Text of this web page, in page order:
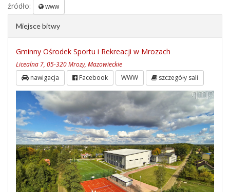
źródło: www
Miejsce bitwy
Gminny Ośrodek Sportu i Rekreacji w Mrozach
Licealna 7, 05-320 Mrozy, Mazowieckie
nawigacja Facebook WWW szczegóły sali